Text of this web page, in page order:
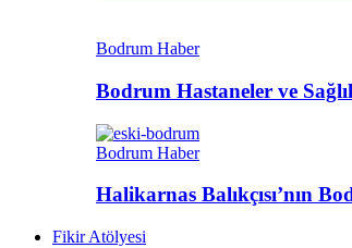
Bodrum Haber
Bodrum Hastaneler ve
Bodrum Haber
Halikarnas Balıkçısı’nın
Fikir Atölyesi